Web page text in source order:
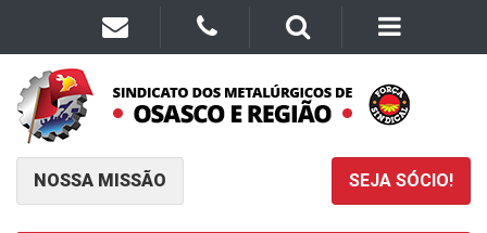
NOSSA MISSÃO SEJA SÓCIO!